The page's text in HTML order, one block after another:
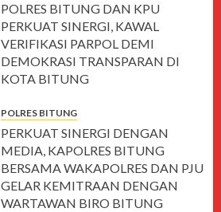
POLRES BITUNG DAN KPU
PERKUAT SINERGI, KAWAL
VERIFIKASI PARPOL DEMI
DEMOKRASI TRANSPARAN DI
KOTA BITUNG
POLRES BITUNG
PERKUAT SINERGI DENGAN
MEDIA, KAPOLRES BITUNG
BERSAMA WAKAPOLRES DAN PJU
GELAR KEMITRAAN DENGAN
WARTAWAN BIRO BITUNG